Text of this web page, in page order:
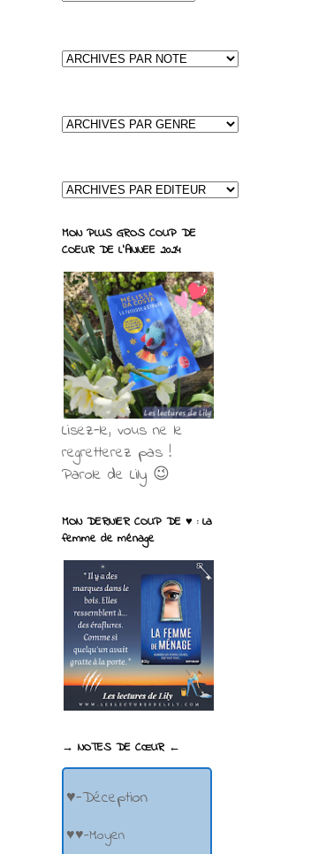
MON PLUS GROS COUP DE
COEUR DE L'ANNEE 2024
Lisez-le, vous ne le
regretterez pas !
Parole de Lily 😉
MON DERNIER COUP DE ♥ : La
femme de ménage
→ NOTES DE CŒUR ←
♥-Déception
♥♥-Moyen